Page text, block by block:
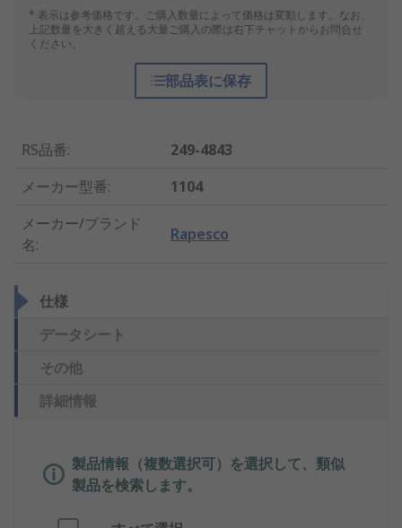
* 表示は参考価格です。ご購入数量によって価格は変動します。なお、
上記数量を大きく超える大量ご購入の際は右下チャットからお問合せ
ください。
部品表に保存
RS品番:
249-4843
メーカー型番:
1104
メーカー/ブランド
名:
Rapesco
仕様
データシート
その他
詳細情報
製品情報（複数選択可）を選択して、類似
製品を検索します。